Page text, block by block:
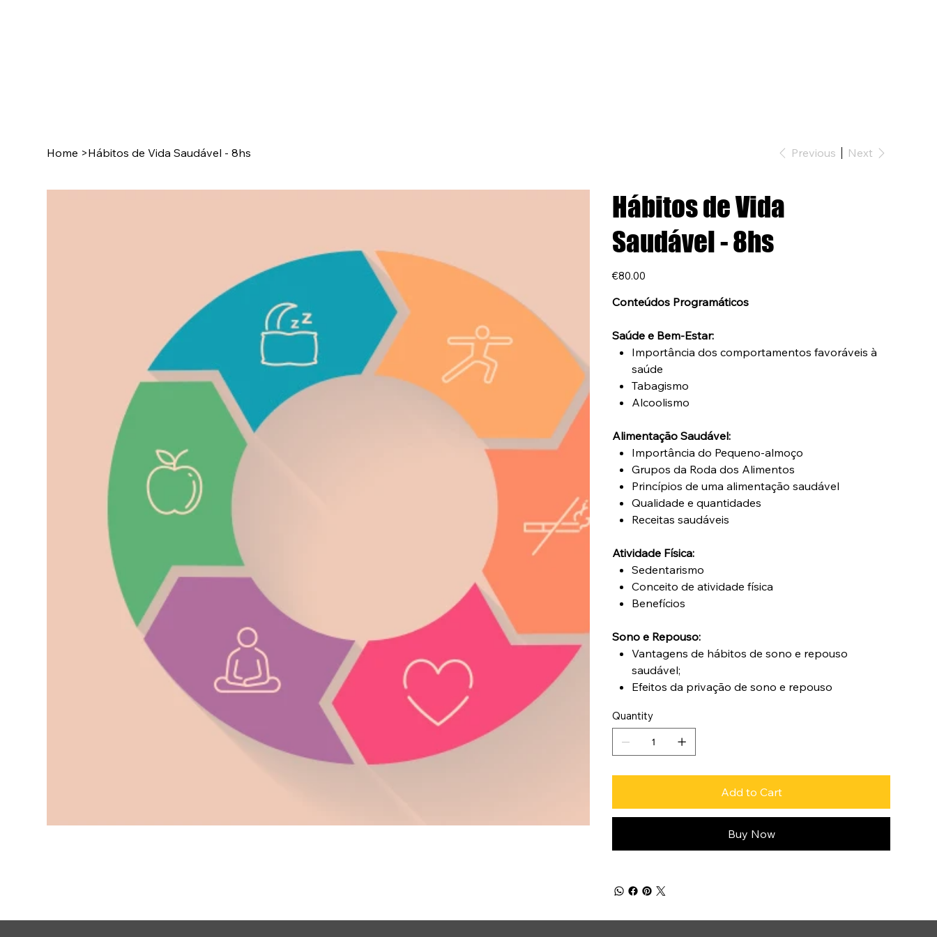
Home >Hábitos de Vida Saudável - 8hs Previous Next
Hábitos de Vida
Saudável - 8hs
Price
€80.00
Conteúdos Programáticos
Saúde e Bem-Estar:
Importância dos comportamentos favoráveis à
saúde
Tabagismo
Alcoolismo
Alimentação Saudável:
Importância do Pequeno-almoço
Grupos da Roda dos Alimentos
Princípios de uma alimentação saudável
Qualidade e quantidades
Receitas saudáveis
Atividade Física:
Sedentarismo
Conceito de atividade física
Benefícios
Sono e Repouso:
Vantagens de hábitos de sono e repouso
saudável;
Efeitos da privação de sono e repouso
Quantity
Add to Cart
Buy Now